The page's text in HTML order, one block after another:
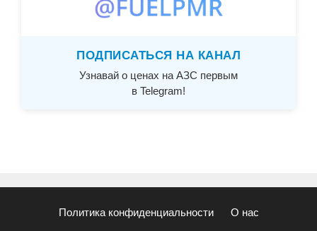
ПОДПИСАТЬСЯ НА КАНАЛ
Узнавай о ценах на АЗС первым
в Telegram!
Политика конфиденциальности О нас